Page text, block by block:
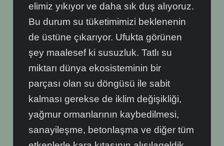
elimiz yıkıyor ve daha sık duş alıyoruz.
Bu durum su tüketimimizi beklenenin
de üstüne çıkarıyor. Ufukta görünen
şey maalesef ki susuzluk. Tatlı su
miktarı dünya ekosisteminin bir
parçası olan su döngüsü ile sabit
kalması gerekse de iklim değişikliği,
yağmur ormanlarının kaybedilmesi,
sanayileşme, betonlaşma ve diğer tüm